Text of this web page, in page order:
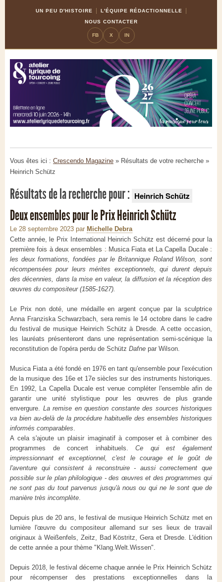
UN PEU D'HISTOIRE
L'ÉQUIPE RÉDACTIONNELLE
NOUS CONTACTER
FB X IN
Vous êtes ici : Crescendo Magazine » Résultats de votre recherche »
Heinrich Schütz
Résultats de la recherche pour : Heinrich Schütz
Deux ensembles pour le Prix Heinrich Schütz
Le 28 septembre 2023 par Michelle Debra
Cette année, le Prix International Heinrich Schütz est décerné pour la
première fois à deux ensembles : Musica Fiata et La Capella Ducale :
les deux formations, fondées par le Britannique Roland Wilson, sont
récompensées pour leurs mérites exceptionnels, qui durent depuis
des décennies, dans la mise en valeur, la diffusion et la réception des
œuvres du compositeur (1585-1627).
Le Prix non doté, une médaille en argent conçue par la sculptrice
Anna Franziska Schwarzbach, sera remis le 14 octobre dans le cadre
du festival de musique Heinrich Schütz à Dresde. A cette occasion,
les lauréats présenteront dans une représentation semi-scénique la
reconstitution de l'opéra perdu de Schütz Dafne par Wilson.
Musica Fiata a été fondé en 1976 en tant qu'ensemble pour l'exécution
de la musique des 16e et 17e siècles sur des instruments historiques.
En 1992, La Capella Ducale est venue compléter l'ensemble afin de
garantir une unité stylistique pour les œuvres de plus grande
envergure. La remise en question constante des sources historiques
va bien au-delà de la procédure habituelle des ensembles historiques
informés comparables.
A cela s'ajoute un plaisir imaginatif à composer et à combiner des
programmes de concert inhabituels.Ce qui est également
impressionnant et exceptionnel, c'est le courage et le goût de
l'aventure qui consistent à reconstruire - aussi correctement que
possible sur le plan philologique - des œuvres et des programmes qui
ne sont pas du tout parvenus jusqu'à nous ou qui ne le sont que de
manière très incomplète.
Depuis plus de 20 ans, le festival de musique Heinrich Schütz met en
lumière l'œuvre du compositeur allemand sur ses lieux de travail
originaux à Weißenfels, Zeitz, Bad Köstritz, Gera et Dresde. L'édition
de cette année a pour thème "Klang.Welt.Wissen".
Depuis 2018, le festival décerne chaque année le Prix Heinrich Schütz
pour récompenser des prestations exceptionnelles dans la